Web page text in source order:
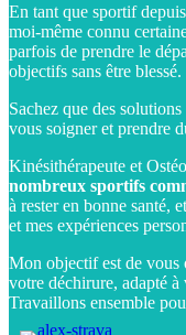
En tant que sportif
moi-même connu
parfois de prendre le
objectifs sans être blessé.
Sachez que des
vous soigner et prendre
Kinésithérapeute et
nombreux sportifs
à rester en bonne santé,
et mes expériences
Mon objectif est de
votre déchirure, adapté
Travaillons ensemble